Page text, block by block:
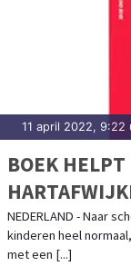
11 april 2022, 9:22
BOEK
NEDERLAND - Naar
kinderen heel
met een [...]